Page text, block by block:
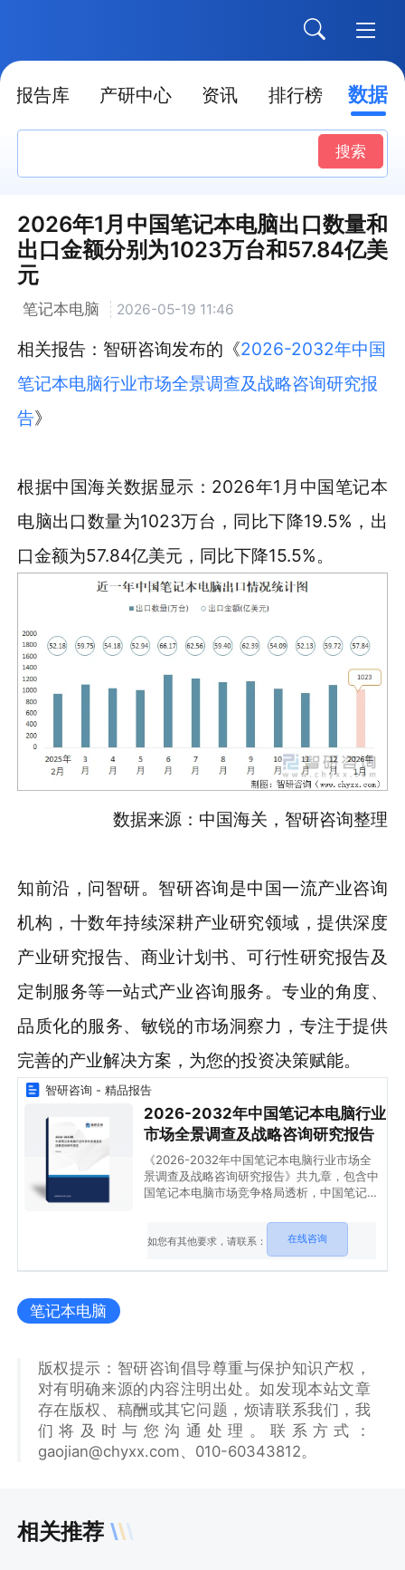
报告库 产研中心 资讯 排行榜 数据
搜索
2026年1月中国笔记本电脑出口数量和
出口金额分别为1023万台和57.84亿美
元
笔记本电脑 2026-05-19 11:46
相关报告：智研咨询发布的《2026-2032年中国
笔记本电脑行业市场全景调查及战略咨询研究报
告》
根据中国海关数据显示：2026年1月中国笔记本
电脑出口数量为1023万台，同比下降19.5%，出
口金额为57.84亿美元，同比下降15.5%。
数据来源：中国海关，智研咨询整理
知前沿，问智研。智研咨询是中国一流产业咨询
机构，十数年持续深耕产业研究领域，提供深度
产业研究报告、商业计划书、可行性研究报告及
定制服务等一站式产业咨询服务。专业的角度、
品质化的服务、敏锐的市场洞察力，专注于提供
完善的产业解决方案，为您的投资决策赋能。
智研咨询 - 精品报告
2026-2032年中国笔记本电脑行业
市场全景调查及战略咨询研究报告
《2026-2032年中国笔记本电脑行业市场全
景调查及战略咨询研究报告》共九章，包含中
国笔记本电脑市场竞争格局透析，中国笔记本
2026-2032年中国笔记本电脑行业发展趋势
与前景展望等内容。
如您有其他要求，请联系： 在线咨询
笔记本电脑
版权提示：智研咨询倡导尊重与保护知识产权，
对有明确来源的内容注明出处。如发现本站文章
存在版权、稿酬或其它问题，烦请联系我们，我
们将及时与您沟通处理。联系方式：
gaojian@chyxx.com、010-60343812。
相关推荐